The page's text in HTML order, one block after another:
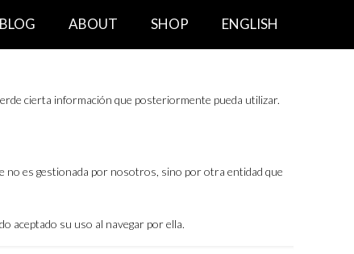
BLOG ABOUT SHOP ENGLISH
cierta información que posteriormente pueda utilizar.
no es gestionada por nosotros, sino por otra entidad que
aceptado su uso al navegar por ella.